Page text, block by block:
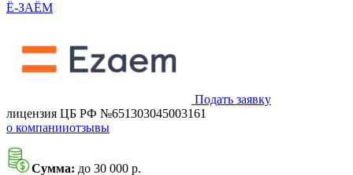
Ё-ЗАЁМ
Подать заявку
лицензия ЦБ РФ №651303045003161
о компанииотзывы
Сумма: до 30 000 р.